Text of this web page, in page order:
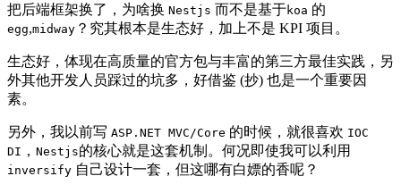
把后端框架换了，为啥换 Nestjs 而不是基于koa 的
egg,midway ？究其根本是生态好，加上不是 KPI 项目。
生态好，体现在高质量的官方包与丰富的第三方最佳实践，另
外其他开发人员踩过的坑多，好借鉴 (抄) 也是一个重要因
素。
另外，我以前写 ASP.NET MVC/Core 的时候，就很喜欢 IOC
DI ， Nestjs的核心就是这套机制。何况即使我可以利用
inversify 自己设计一套，但这哪有白嫖的香呢？